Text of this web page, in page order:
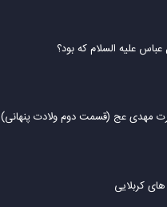
علیه السلام که بود؟
مهدی عج (قسمت دوم ولادت پنهانی)
کربلایی